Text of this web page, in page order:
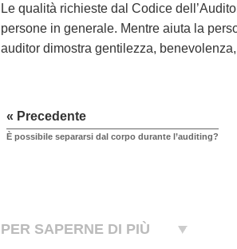
Le qualità richieste dal Codice
persone in generale. Mentre aiuta la
auditor dimostra gentilezza,
« Precedente
È possibile separarsi dal corpo durante l’auditing?
PER SAPERNE DI PIÙ